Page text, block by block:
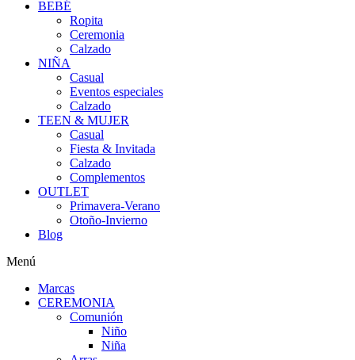
BEBÉ
Ropita
Ceremonia
Calzado
NIÑA
Casual
Eventos especiales
Calzado
TEEN & MUJER
Casual
Fiesta & Invitada
Calzado
Complementos
OUTLET
Primavera-Verano
Otoño-Invierno
Blog
Menú
Marcas
CEREMONIA
Comunión
Niño
Niña